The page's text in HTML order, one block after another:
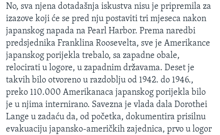
No, sva njena dotadašnja iskustva nisu je pripremila za
izazove koji će se pred nju postaviti tri mjeseca nakon
japanskog napada na Pearl Harbor. Prema naredbi
predsjednika Franklina Roosevelta, sve je Amerikance
japanskog porijekla trebalo, sa zapadne obale,
relocirati u logore, u zapadnim državama. Deset je
takvih bilo otvoreno u razdoblju od 1942. do 1946.,
preko 110.000 Amerikanaca japanskog porijekla bilo
je u njima internirano. Savezna je vlada dala Dorothei
Lange u zadaću da, od početka, dokumentira prisilnu
evakuaciju japansko-američkih zajednica, prvo u logor